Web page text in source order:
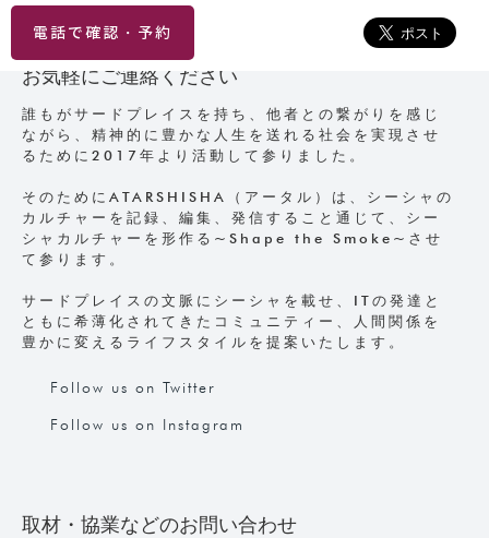
電話で確認・予約
お気軽にご連絡ください
誰もがサードプレイスを持ち、他者との繋がりを感じ
ながら、精神的に豊かな人生を送れる社会を実現させ
るために2017年より活動して参りました。
そのためにATARSHISHA（アータル）は、シーシャの
カルチャーを記録、編集、発信すること通じて、シー
シャカルチャーを形作る~Shape the Smoke~させ
て参ります。
サードプレイスの文脈にシーシャを載せ、ITの発達と
ともに希薄化されてきたコミュニティー、人間関係を
豊かに変えるライフスタイルを提案いたします。
Follow us on Twitter
Follow us on Instagram
取材・協業などのお問い合わせ